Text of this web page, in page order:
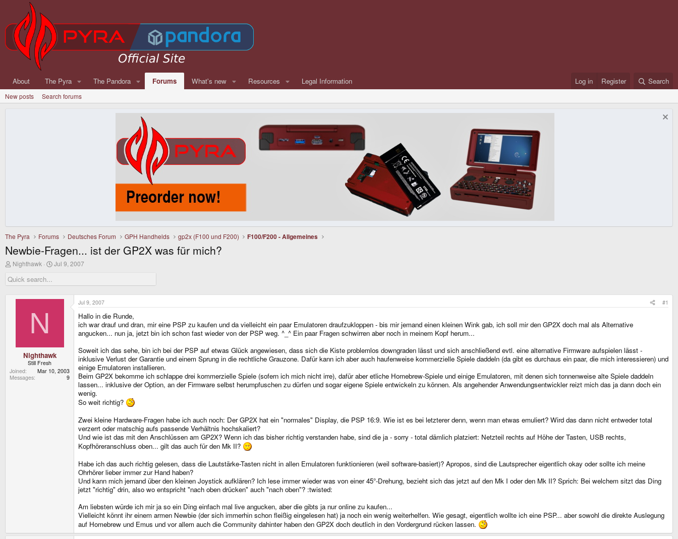
About The Pyra The Pandora Forums What's new Resources Legal Information Log in Register Search
New posts Search forums
The Pyra Forums Deutsches Forum GPH Handhelds gp2x (F100 und F200) F100/F200 - Allgemeines
Newbie-Fragen... ist der GP2X was für mich?
T
r
e
Nighthawk
S
r
d
Jul 9, 2007
N
Nighthawk
Still Fresh
Joined
Mar 10, 2003
Messages
9
Jul 9, 2007 #1
Hallo in die Runde,
ich war drauf und dran, mir eine PSP zu kaufen und da vielleicht ein paar Emulatoren draufzukloppen - bis mir jemand einen kleinen Wink gab, ich soll mir den GP2X doch mal als Alternative
angucken... nun ja, jetzt bin ich schon fast wieder von der PSP weg. ^_^ Ein paar Fragen schwirren aber noch in meinem Kopf herum...
Soweit ich das sehe, bin ich bei der PSP auf etwas Glück angewiesen, dass sich die Kiste problemlos downgraden lässt und sich anschließend evtl. eine alternative Firmware aufspielen lässt -
inklusive Verlust der Garantie und einem Sprung in die rechtliche Grauzone. Dafür kann ich aber auch haufenweise kommerzielle Spiele daddeln (da gibt es durchaus ein paar, die mich interessieren) und
einige Emulatoren installieren.
Beim GP2X bekomme ich schlappe drei kommerzielle Spiele (sofern ich mich nicht irre), dafür aber etliche Homebrew-Spiele und einige Emulatoren, mit denen sich tonnenweise alte Spiele daddeln
lassen... inklusive der Option, an der Firmware selbst herumpfuschen zu dürfen und sogar eigene Spiele entwickeln zu können. Als angehender Anwendungsentwickler reizt mich das ja dann doch ein
wenig.
So weit richtig?
Zwei kleine Hardware-Fragen habe ich auch noch: Der GP2X hat ein "normales" Display, die PSP 16:9. Wie ist es bei letzterer denn, wenn man etwas emuliert? Wird das dann nicht entweder total
verzerrt oder matschig aufs passende Verhältnis hochskaliert?
Und wie ist das mit den Anschlüssen am GP2X? Wenn ich das bisher richtig verstanden habe, sind die ja - sorry - total dämlich platziert: Netzteil rechts auf Höhe der Tasten, USB rechts,
Kopfhöreranschluss oben... gilt das auch für den Mk II?
Habe ich das auch richtig gelesen, dass die Lautstärke-Tasten nicht in allen Emulatoren funktionieren (weil software-basiert)? Apropos, sind die Lautsprecher eigentlich okay oder sollte ich meine
Ohrhörer lieber immer zur Hand haben?
Und kann mich jemand über den kleinen Joystick aufklären? Ich lese immer wieder was von einer 45°-Drehung, bezieht sich das jetzt auf den Mk I oder den Mk II? Sprich: Bei welchem sitzt das Ding
jetzt "richtig" drin, also wo entspricht "nach oben drücken" auch "nach oben"? :twisted:
Am liebsten würde ich mir ja so ein Ding einfach mal live angucken, aber die gibts ja nur online zu kaufen...
Vielleicht könnt ihr einem armen Newbie (der sich immerhin schon fleißig eingelesen hat) ja noch ein wenig weiterhelfen. Wie gesagt, eigentlich wollte ich eine PSP... aber sowohl die direkte Auslegung
auf Homebrew und Emus und vor allem auch die Community dahinter haben den GP2X doch deutlich in den Vordergrund rücken lassen.